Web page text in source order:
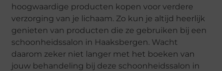
hoogwaardige producten kopen voor verdere
verzorging van je lichaam. Zo kun je altijd heerlijk
genieten van producten die ze gebruiken bij een
schoonheidssalon in Haaksbergen. Wacht
daarom zeker niet langer met het boeken van
jouw behandeling bij deze schoonheidssalon in